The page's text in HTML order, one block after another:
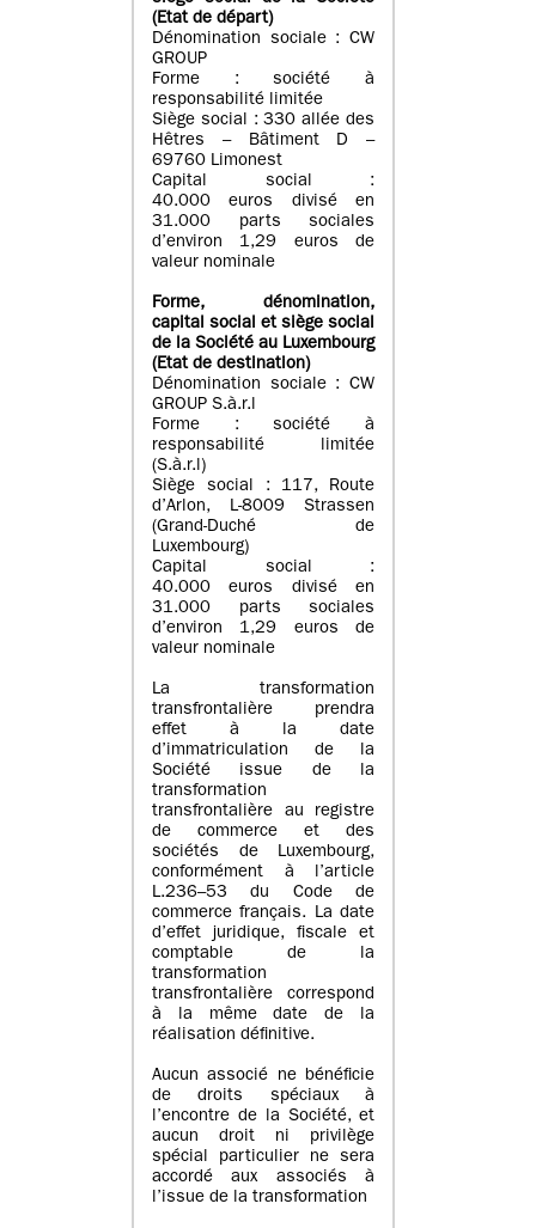
(Etatde départ)
Dénomination sociale : CW
GROUP
Forme : société à
responsabilité limitée
Siège social : 330 allée des
Hêtres – Bâtiment D –
69760 Limonest
Capital social :
40.000 euros divisé en
31.000 parts sociales
d’environ 1,29 euros de
valeur nominale
Forme, dénomination,
capital social et siège social
de la Société au Luxembourg
(Etat de destination)
Dénomination sociale : CW
GROUP S.à.r.l
Forme : société à
responsabilité limitée
(S.à.r.l)
Siège social : 117, Route
d’Arlon, L-8009 Strassen
(Grand-Duché de
Luxembourg)
Capital social :
40.000 euros divisé en
31.000 parts sociales
d’environ 1,29 euros de
valeur nominale
La transformation
transfrontalière prendra
effet à la date
d’immatriculation de la
Société issue de la
transformation
transfrontalière au registre
de commerce et des
sociétés de Luxembourg,
conformément à l’article
L.236–53 du Code de
commerce français. La date
d’effet juridique, fiscale et
comptable de la
transformation
transfrontalière correspond
à la même date de la
réalisation définitive.
Aucun associé ne bénéficie
de droits spéciaux à
l’encontre de la Société, et
aucun droit ni privilège
spécial particulier ne sera
accordé aux associés à
l’issue de la transformation